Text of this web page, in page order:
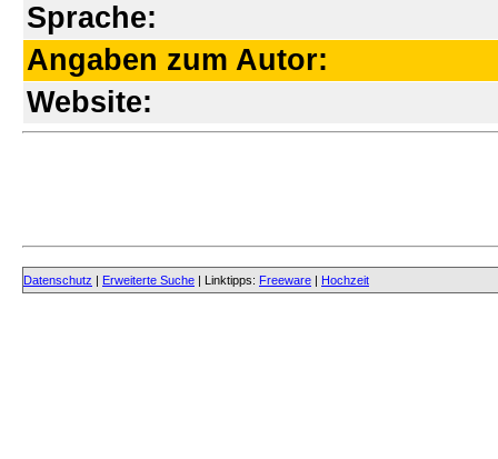
Sprache:
Angaben zum Autor:
Website:
Datenschutz | Erweiterte Suche | Linktipps: Freeware | Hochzeit